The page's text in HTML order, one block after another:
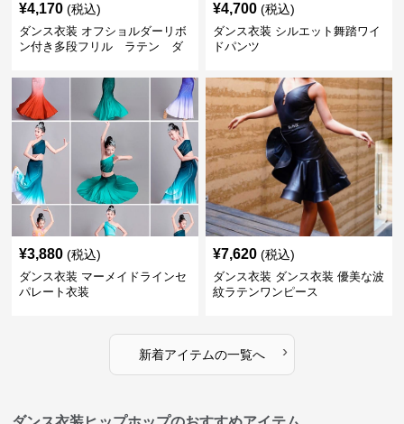
¥4,170 (税込)
ダンス衣装 オフショルダーリボ
ン付き多段フリル ラテン ダ
¥4,700 (税込)
ダンス衣装 シルエット舞踏ワイ
ドパンツ
¥3,880 (税込)
ダンス衣装 マーメイドラインセ
パレート衣装
¥7,620 (税込)
ダンス衣装 ダンス衣装 優美な波
紋ラテンワンピース
新着アイテムの一覧へ ›